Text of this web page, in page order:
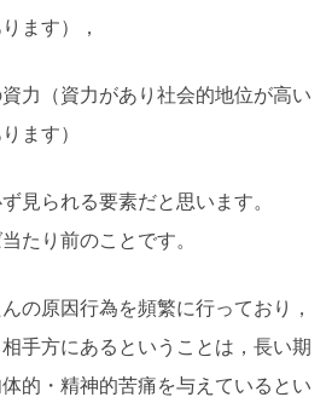
ます），
力（資力があり社会的地位が高い
ます）
見られる要素だと思います。
たり前のことです。
の原因行為を頻繁に行っており，
手方にあるということは，長い期
的・精神的苦痛を与えているとい